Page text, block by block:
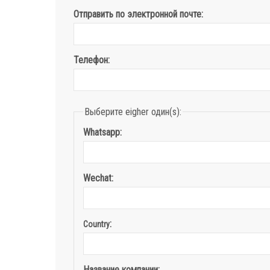
Отправить по электронной почте:
Телефон:
Выберите eigher один(s):
Whatsapp:
Wechat:
Country: